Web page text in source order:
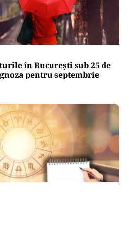
în București sub 25 de
pentru septembrie